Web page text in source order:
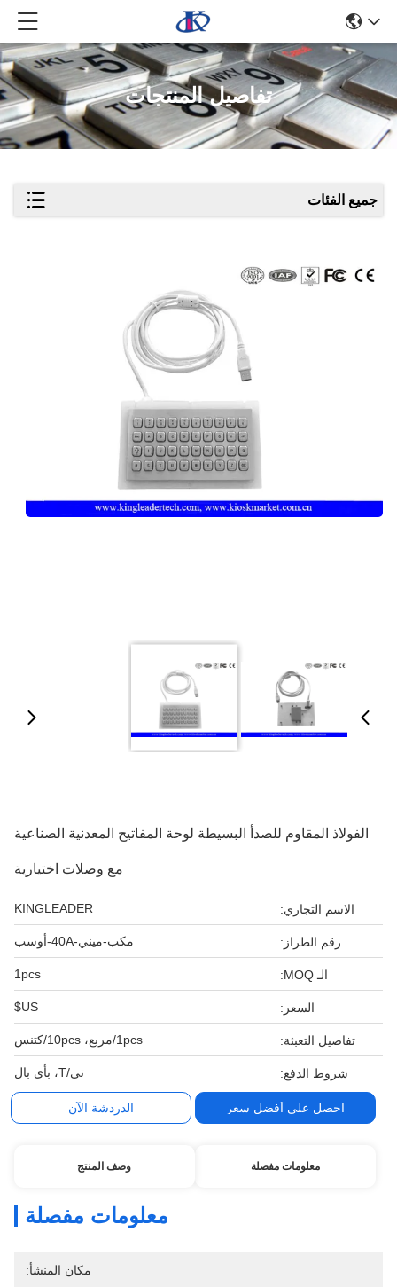
تفاصيل المنتجات
جميع الفئات
الفولاذ المقاوم للصدأ البسيطة لوحة المفاتيح المعدنية الصناعية
مع وصلات اختيارية
الاسم التجاري: KINGLEADER
رقم الطراز: مكب-ميني-40A-أوسب
الـ MOQ: 1pcs
السعر: US$
تفاصيل التعبئة: 1pcs/مربع، 10pcs/كتنس
شروط الدفع: تي/T، بأي بال
احصل على أفضل سعر الدردشة الآن
معلومات مفصلة وصف المنتج
معلومات مفصلة
مكان المنشأ: